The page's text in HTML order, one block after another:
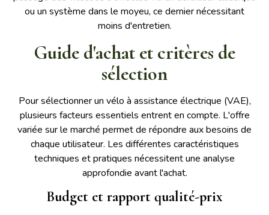
ou un système dans le moyeu, ce dernier nécessitant
moins d'entretien.
Guide d'achat et critères de
sélection
Pour sélectionner un vélo à assistance électrique (VAE),
plusieurs facteurs essentiels entrent en compte. L'offre
variée sur le marché permet de répondre aux besoins de
chaque utilisateur. Les différentes caractéristiques
techniques et pratiques nécessitent une analyse
approfondie avant l'achat.
Budget et rapport qualité-prix